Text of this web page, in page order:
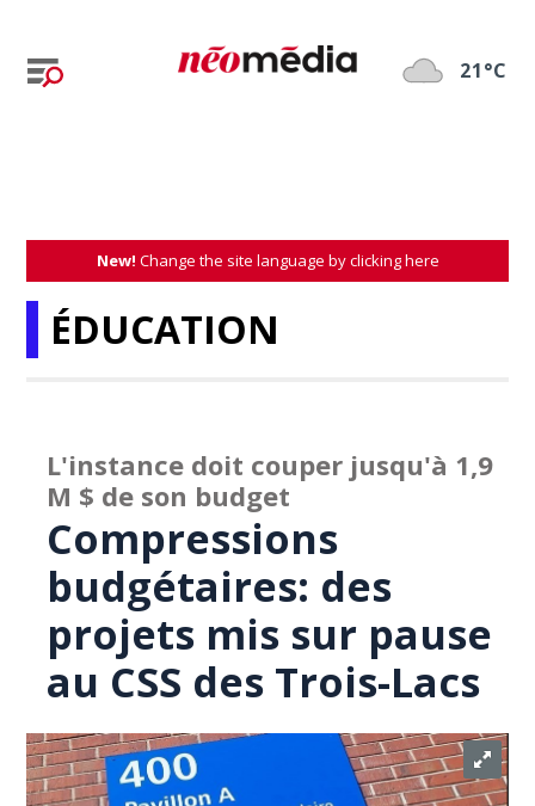
21°C
New! Change the site language by clicking here
ÉDUCATION
L'instance doit couper jusqu'à 1,9
M $ de son budget
Compressions
budgétaires: des
projets mis sur pause
au CSS des Trois-Lacs